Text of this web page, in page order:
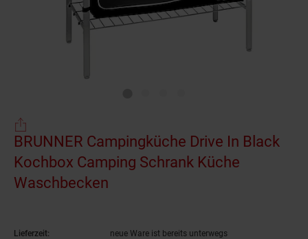
BRUNNER Campingküche Drive In Black
Kochbox Camping Schrank Küche
Waschbecken
Lieferzeit: neue Ware ist bereits unterwegs